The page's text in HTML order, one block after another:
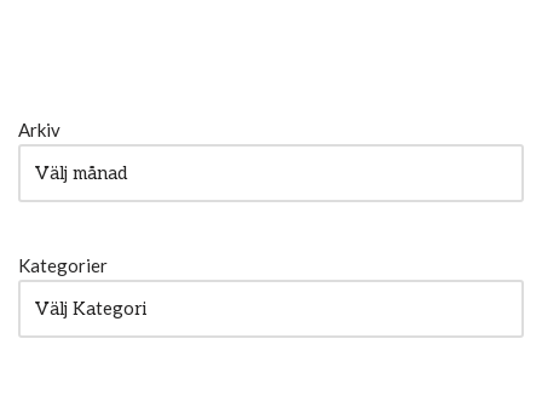
Arkiv
Kategorier